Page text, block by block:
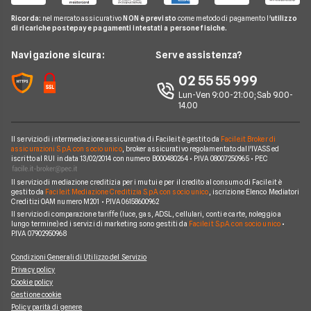
Pay TV
Noleggio Lungo Termine
News
Chi siamo
Perché scegliere Facile.it
Mappa del sito
Offerte SIM solo dati
Offerte Fastweb Mobile
Offerte PosteMobile
Offerte Iliad
Offerte Ho Mobile
Offerte Very Mobile
Offerte Coop Voce
Compagnie Telefoniche
Glossario Telefonia
Notizie Telefonia
Argomenti in evidenza Telefonia
Cambiare operatore telefonico
Ricorda: nel mercato assicurativo NON è previsto come metodo di pagamento l'utilizzo
di ricariche postepay e pagamenti intestati a persone fisiche.
Navigazione sicura: Serve assistenza?
02 55 55 999
Lun-Ven 9:00-21:00; Sab 9.00-
14.00
Il servizio di intermediazione assicurativa di Facile.it è gestito da Facile.it Broker di
assicurazioni S.p.A. con socio unico, broker assicurativo regolamentato dall'IVASS ed
iscritto al RUI in data 13/02/2014 con numero B000480264 • P.IVA 08007250965 • PEC
Il servizio di mediazione creditizia per i mutui e per il credito al consumo di Facile.it è
gestito da Facile.it Mediazione Creditizia S.p.A. con socio unico , iscrizione Elenco Mediatori
Creditizi OAM numero M201 • P.IVA 06158600962
Il servizio di comparazione tariffe (luce, gas, ADSL, cellulari, conti e carte, noleggio a
lungo termine) ed i servizi di marketing sono gestiti da Facile.it S.p.A. con socio unico•
P.IVA 07902950968
Condizioni Generali di Utilizzo del Servizio
Privacy policy
Cookie policy
Gestione cookie
Policy parità di genere